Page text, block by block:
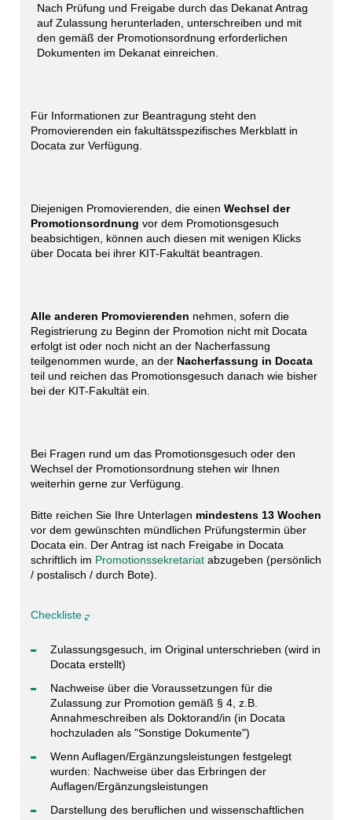
Nach Prüfung und Freigabe durch das Dekanat Antrag
auf Zulassung herunterladen, unterschreiben und mit
den gemäß der Promotionsordnung erforderlichen
Dokumenten im Dekanat einreichen.
Für Informationen zur Beantragung steht den
Promovierenden ein fakultätsspezifisches Merkblatt in
Docata zur Verfügung.
Diejenigen Promovierenden, die einen Wechsel der
Promotionsordnung vor dem Promotionsgesuch
beabsichtigen, können auch diesen mit wenigen Klicks
über Docata bei ihrer KIT-Fakultät beantragen.
Alle anderen Promovierenden nehmen, sofern die
Registrierung zu Beginn der Promotion nicht mit Docata
erfolgt ist oder noch nicht an der Nacherfassung
teilgenommen wurde, an der Nacherfassung in Docata
teil und reichen das Promotionsgesuch danach wie bisher
bei der KIT-Fakultät ein.
Bei Fragen rund um das Promotionsgesuch oder den
Wechsel der Promotionsordnung stehen wir Ihnen
weiterhin gerne zur Verfügung.
Bitte reichen Sie Ihre Unterlagen mindestens 13 Wochen
vor dem gewünschten mündlichen Prüfungstermin über
Docata ein. Der Antrag ist nach Freigabe in Docata
schriftlich im Promotionssekretariatabzugeben (persönlich
/ postalisch / durch Bote).
Checkliste
Zulassungsgesuch, im Original unterschrieben (wird in
Docata erstellt)
Nachweise über die Voraussetzungen für die
Zulassung zur Promotion gemäß § 4, z.B.
Annahmeschreiben als Doktorand/in (in Docata
hochzuladen als "Sonstige Dokumente")
Wenn Auflagen/Ergänzungsleistungen festgelegt
wurden: Nachweise über das Erbringen der
Auflagen/Ergänzungsleistungen
Darstellung des beruflichen und wissenschaftlichen